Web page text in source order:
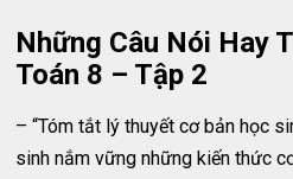
Những Câu Nói Hay
Toán 8 – Tập 2
– “Tóm tắt lý thuyết cơ bản học
sinh nắm vững những kiến thức